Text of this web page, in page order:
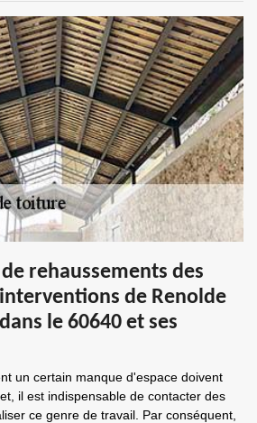
rehaussements des
de Renolde
le 60640 et ses
un certain manque d'espace doivent
il est indispensable de contacter des
ce genre de travail. Par conséquent,